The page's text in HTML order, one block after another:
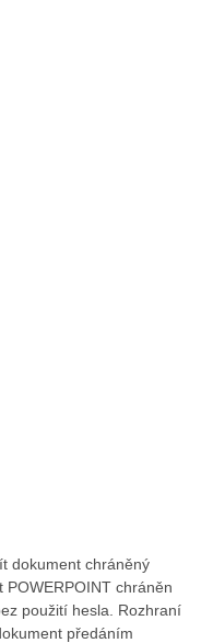
dokument chráněný
chráněn
použití hesla. Rozhraní
předáním